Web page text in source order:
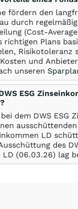
fördern den
durch
(Cost-
richtigen Plans
Risikotoleranz
und
unseren
ESG
dem DWS ESG
LD
des
LD (06.03.26) lag